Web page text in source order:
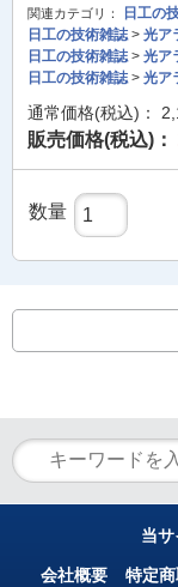
関連カテゴリ：
日工の
日工の技術雑誌> 光ア
日工の技術雑誌> 光ア
日工の技術雑誌> 光ア
通常価格(税込)：
販売価格(税込)：
数量
当
会社概要 特定